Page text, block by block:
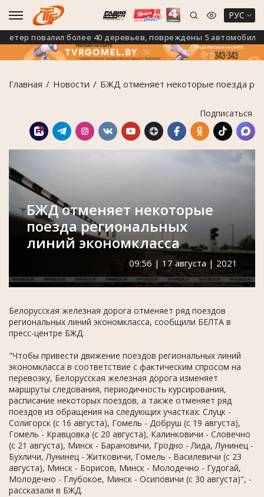
РУС
повалил более 40 деревьев, повреждены 5 автомобилей
Главная Новости БЖД отменяет некоторые поезда
Подписаться
БЖД отменяет некоторые
поезда региональных
линий экономкласса
09:56 | 17 августа | 2021
Белорусская железная дорога отменяет ряд поездов
региональных линий экономкласса, сообщили БЕЛТА в
пресс-центре БЖД.
"Чтобы привести движение поездов региональных линий
экономкласса в соответствие с фактическим спросом на
перевозку, Белорусская железная дорога изменяет
маршруты следования, периодичность курсирования,
расписание некоторых поездов, а также отменяет ряд
поездов из обращения на следующих участках: Слуцк -
Солигорск (с 16 августа), Гомель - Добруш (с 19 августа),
Гомель - Кравцовка (с 20 августа), Калинковичи - Словечно
(с 21 августа), Минск - Барановичи, Гродно - Лида, Лунинец -
Бухличи, Лунинец - Житковичи, Гомель - Василевичи (с 23
августа), Минск - Борисов, Минск - Молодечно - Гудогай,
Молодечно - Глубокое, Минск - Осиповичи (с 30 августа)", -
рассказали в БЖД.